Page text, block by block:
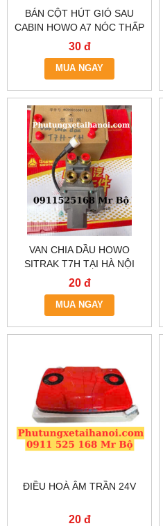
BÁN CỘT HÚT GIÓ SAU
CABIN HOWO A7 NÓC THẤP
TẠI HÀ NỘI
30 đ
MUA NGAY
VAN CHIA DẦU HOWO
SITRAK T7H TẠI HÀ NỘI
20 đ
MUA NGAY
ĐIỀU HOÀ ÂM TRẦN 24V
20 đ